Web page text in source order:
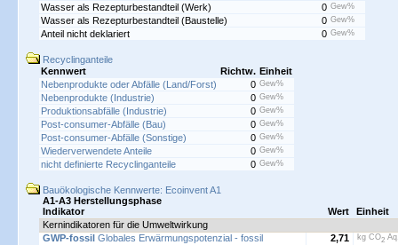
Wasser als Rezepturbestandteil (Werk) 0 Gew%
Wasser als Rezepturbestandteil (Baustelle) 0 Gew%
Anteil nicht deklariert 0 Gew%
Recyclinganteile
Kennwert
Richtw. Einheit
Nebenprodukte oder Abfälle (Land/Forst)
0 Gew%
Nebenprodukte (Industrie) 0 Gew%
Produktionsabfälle (Industrie) 0 Gew%
Post-consumer-Abfälle (Bau) 0 Gew%
Post-consumer-Abfälle (Sonstige) 0 Gew%
Wiederverwendete Anteile 0 Gew%
nicht definierte Recyclinganteile 0 Gew%
Bauökologische Kennwerte: Ecoinvent A1
A1-A3 Herstellungsphase
Indikator
Wert
Einheit
Kernindikatoren für die Umweltwirkung
GWP-fossil Globales Erwärmungspotenzial - fossil 2,71 kg CO2